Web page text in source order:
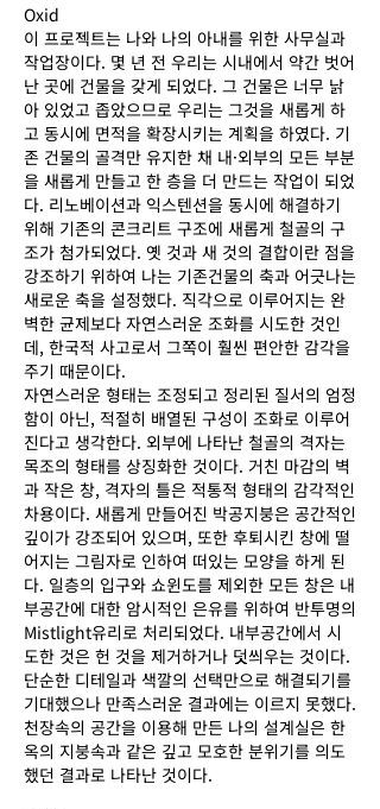
Previous
Next
Oxid
이 프로젝트는 나와 나의 아내를 위한 사무실과
작업장이다. 몇 년 전 우리는 시내에서 약간 벗어
난 곳에 건물을 갖게 되었다. 그 건물은 너무 낡
아 있었고 좁았으므로 우리는 그것을 새롭게 하
고 동시에 면적을 확장시키는 계획을 하였다. 기
존 건물의 골격만 유지한 채 내·외부의 모든 부분
을 새롭게 만들고 한 층을 더 만드는 작업이 되었
다. 리노베이션과 익스텐션을 동시에 해결하기
위해 기존의 콘크리트 구조에 새롭게 철골의 구
조가 첨가되었다. 옛 것과 새 것의 결합이란 점을
강조하기 위하여 나는 기존건물의 축과 어긋나는
새로운 축을 설정했다. 직각으로 이루어지는 완
벽한 균제보다 자연스러운 조화를 시도한 것인
데, 한국적 사고로서 그쪽이 훨씬 편안한 감각을
주기 때문이다.
자연스러운 형태는 조정되고 정리된 질서의 엄정
함이 아닌, 적절히 배열된 구성이 조화로 이루어
진다고 생각한다. 외부에 나타난 철골의 격자는
목조의 형태를 상징화한 것이다. 거친 마감의 벽
과 작은 창, 격자의 틀은 적통적 형태의 감각적인
차용이다. 새롭게 만들어진 박공지붕은 공간적인
깊이가 강조되어 있으며, 또한 후퇴시킨 창에 떨
어지는 그림자로 인하여 떠있는 모양을 하게 된
다. 일층의 입구와 쇼윈도를 제외한 모든 창은 내
부공간에 대한 암시적인 은유를 위하여 반투명의
Mistlight유리로 처리되었다. 내부공간에서 시
도한 것은 헌 것을 제거하거나 덧씌우는 것이다.
단순한 디테일과 색깔의 선택만으로 해결되기를
기대했으나 만족스러운 결과에는 이르지 못했다.
천장속의 공간을 이용해 만든 나의 설계실은 한
옥의 지붕속과 같은 깊고 모호한 분위기를 의도
했던 결과로 나타난 것이다.